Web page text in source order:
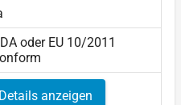
oder EU 10/2011
anzeigen